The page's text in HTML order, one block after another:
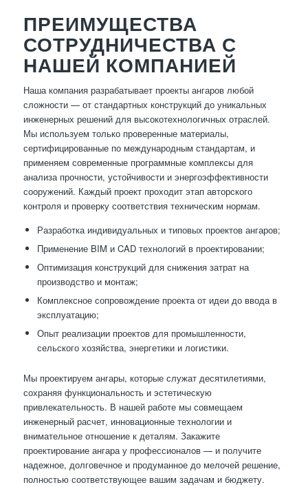
ПРЕИМУЩЕСТВА
СОТРУДНИЧЕСТВА С
НАШЕЙ КОМПАНИЕЙ
Наша компания разрабатывает проекты ангаров любой
сложности — от стандартных конструкций до уникальных
инженерных решений для высокотехнологичных отраслей.
Мы используем только проверенные материалы,
сертифицированные по международным стандартам, и
применяем современные программные комплексы для
анализа прочности, устойчивости и энергоэффективности
сооружений. Каждый проект проходит этап авторского
контроля и проверку соответствия техническим нормам.
Разработка индивидуальных и типовых проектов ангаров;
Применение BIM и CAD технологий в проектировании;
Оптимизация конструкций для снижения затрат на
производство и монтаж;
Комплексное сопровождение проекта от идеи до ввода в
эксплуатацию;
Опыт реализации проектов для промышленности,
сельского хозяйства, энергетики и логистики.
Мы проектируем ангары, которые служат десятилетиями,
сохраняя функциональность и эстетическую
привлекательность. В нашей работе мы совмещаем
инженерный расчет, инновационные технологии и
внимательное отношение к деталям. Закажите
проектирование ангара у профессионалов — и получите
надежное, долговечное и продуманное до мелочей решение,
полностью соответствующее вашим задачам и бюджету.